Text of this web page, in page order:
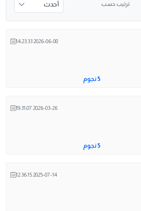
ترتيب حسب
2026-06-08 14:23:33
5 نجوم
2026-03-26 19:31:07
5 نجوم
2025-07-14 12:36:15